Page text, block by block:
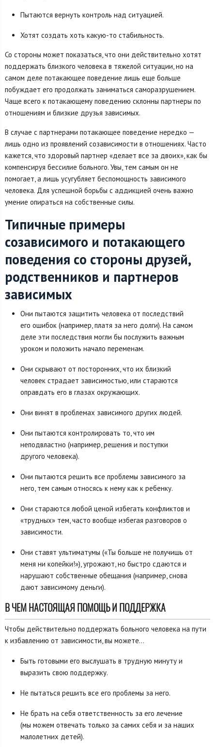
Пытаются вернуть контроль над ситуацией.
Хотят создать хоть какую-то стабильность.
Со стороны может показаться, что они действительно хотят
поддержать близкого человека в тяжелой ситуации, но на
самом деле потакающее поведение лишь еще больше
побуждает его продолжать заниматься саморазрушением.
Чаще всего к потакающему поведению склонны партнеры по
отношениям и близкие друзья зависимых.
В случае с партнерами потакающее поведение нередко —
лишь одно из проявлений созависимости в отношениях. Часто
кажется, что здоровый партнер «делает все за двоих», как бы
компенсируя бессилие больного. Увы, тем самым он не
помогает, а лишь усугубляет беспомощность зависимого
человека. Для успешной борьбы с аддикцией очень важно
умение опираться на собственные силы.
Типичные примеры
созависимого и потакающего
поведения со стороны друзей,
родственников и партнеров
зависимых
Они пытаются защитить человека от последствий
его ошибок (например, платя за него долги). На самом
деле эти последствия могли бы послужить важным
уроком и положить начало переменам.
Они скрывают от посторонних, что их близкий
человек страдает зависимостью, или стараются
оправдать его в глазах окружающих.
Они винят в проблемах зависимого других людей.
Они пытаются контролировать то, что им
неподвластно (например, решения и поступки
другого человека).
Они пытаются решить все проблемы зависимого за
него, тем самым относясь к нему как к ребенку.
Они стараются любой ценой избегать конфликтов и
«трудных» тем, часто вообще избегая разговоров о
зависимости.
Они ставят ультиматумы («Ты больше не получишь от
меня ни копейки!»), угрожают, но быстро сдаются и
нарушают собственные обещания (например, снова
дают зависимому деньги).
В ЧЕМ НАСТОЯЩАЯ ПОМОЩЬ И ПОДДЕРЖКА
Чтобы действительно поддержать больного человека на пути
к избавлению от зависимости, вы можете…
Быть готовыми его выслушать в трудную минуту и
выразить свою поддержку.
Не пытаться решить все его проблемы за него.
Не брать на себя ответственность за его лечение
(мы можем отвечать только за самих себя и за наших
малолетних детей).